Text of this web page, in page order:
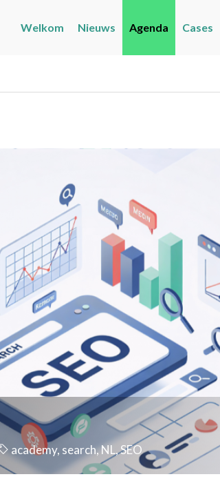
Welkom Nieuws Agenda Cases
academy, search, NL, SEO